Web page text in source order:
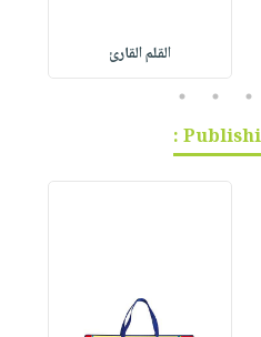
القلم القارئ
3
4
5